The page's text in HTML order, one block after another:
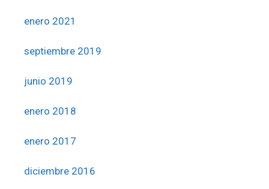
enero 2021
septiembre 2019
junio 2019
enero 2018
enero 2017
diciembre 2016